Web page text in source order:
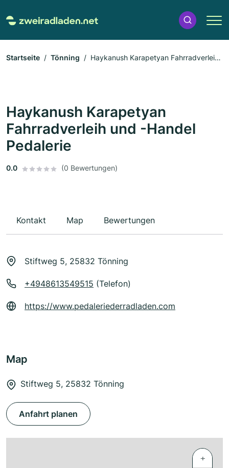
Startseite Tönning
Haykanush Karapetyan Fahrradverleih
Haykanush Karapetyan
Fahrradverleih und -Handel
Pedalerie
0.0 (0 Bewertungen)
Kontakt Map Bewertungen
Stiftweg 5, 25832 Tönning
+4948613549515 (Telefon)
https://www.pedaleriederradladen.com
Map
Stiftweg 5, 25832 Tönning
Anfahrt planen
+